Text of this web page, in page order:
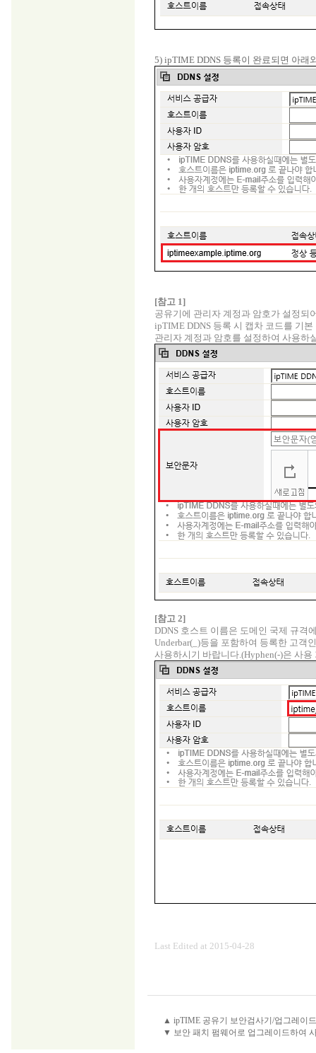
5) ipTIME DDNS 등록이 완료되면 아래
[참고 1]
공유기에 관리자 계정과 암호가 설정되
ipTIME DDNS 등록 시 캡차 코드를 기
관리자 계정과 암호를 설정하여 사용하
[참고 2]
DDNS 호스트 이름은 도메인 국제 규격
Underbar(_)등을 포함하여 등록한 고객
사용하시기 바랍니다.(Hyphen(-)은 사용
Last Edited at 2015-04-28
▲ ipTIME 공유기 보안검사기/업그레이
▼ 보안 패치 펌웨어로 업그레이드하여